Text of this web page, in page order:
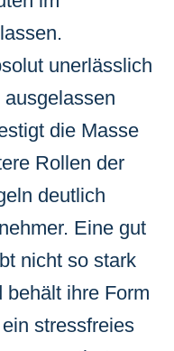
unerlässlich
die Masse
Rollen der
deutlich
Eine gut
nicht so stark
behält ihre Form
stressfreies